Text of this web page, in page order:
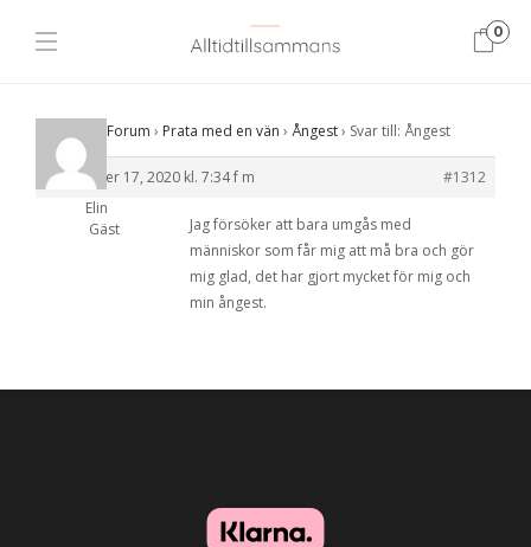
0
Forum › Prata med en vän › Ångest› Svar till: Ångest
september 17, 2020 kl. 7:34 f m
#1312
Elin
Gäst
Jag försöker att bara umgås med
människor som får mig att må bra och gör
mig glad, det har gjort mycket för mig och
min ångest.